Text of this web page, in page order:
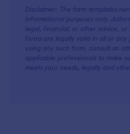
Disclaimer: The form templates
informational purposes only.
legal, financial, or other advice, or
forms are legally valid in all or any
using any such form, consult an
applicable professionals to make
meets your needs, legally and